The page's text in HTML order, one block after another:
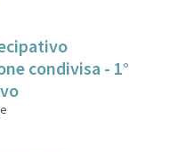
condivisa - 1°